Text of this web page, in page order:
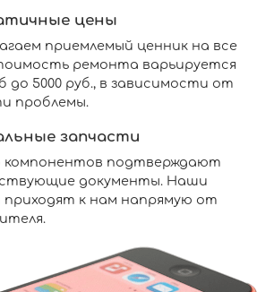
цены
приемлемый ценник на все
ремонта варьируется
до 5000 руб., в зависимости от
проблемы.
запчасти
компонентов подтверждают
документы. Наши
приходят к нам напрямую от